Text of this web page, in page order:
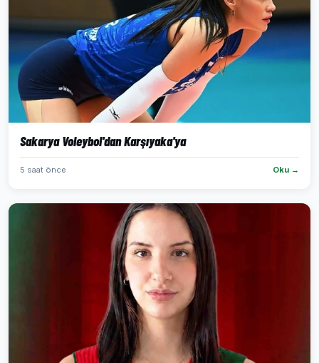
Sakarya Voleybol'dan Karşıyaka'ya
5 saat önce Oku →